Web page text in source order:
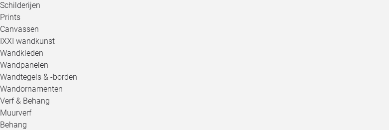
Schilderijen
Prints
Canvassen
IXXI wandkunst
Wandkleden
Wandpanelen
Wandtegels & -borden
Wandornamenten
Verf & Behang
Muurverf
Behang